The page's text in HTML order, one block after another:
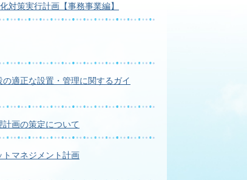
対策実行計画【事務事業編】
適正な設置・管理に関するガイ
画の策定について
マネジメント計画